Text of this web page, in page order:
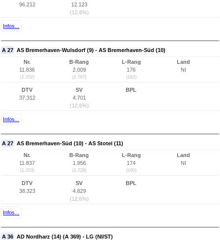
96.212
12.123
(12,6%)
Infos...
A 27 AS Bremerhaven-Wulsdorf (9) - AS Bremerhaven-Süd (10)
Nr.
11.836
(1.202)
B-Rang
2.009
(1.767)
L-Rang
176
(162)
Land
NI
DTV
37.312
SV
4.701
(12,6%)
BPL
Infos...
A 27 AS Bremerhaven-Süd (10) - AS Stotel (11)
Nr.
11.837
(1.203)
B-Rang
1.956
(1.728)
L-Rang
174
(160)
Land
NI
DTV
38.323
SV
4.829
(12,6%)
BPL
Infos...
A 36 AD Nordharz (14) (A 369) - LG (NI/ST)